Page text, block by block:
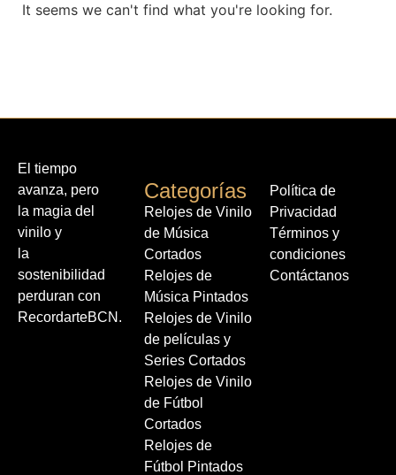
It seems we can't find what you're looking for.
El tiempo
avanza, pero
la magia del
vinilo y
la
sostenibilidad
perduran con
RecordarteBCN.
Categorías
Relojes de Vinilo
de Música
Cortados
Relojes de
Música Pintados
Relojes de Vinilo
de películas y
Series Cortados
Relojes de Vinilo
de Fútbol
Cortados
Relojes de
Fútbol Pintados
Política de
Privacidad
Términos y
condiciones
Contáctanos